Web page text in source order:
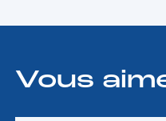
Vous